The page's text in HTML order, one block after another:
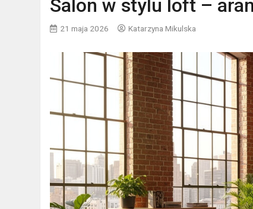
Salon w stylu loft –
21 maja 2026 Katarzyna Mikulska